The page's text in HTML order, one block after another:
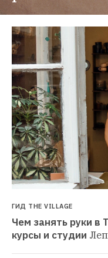
ГИД THE VILLAGE
Чем занять руки в
курсы и студии